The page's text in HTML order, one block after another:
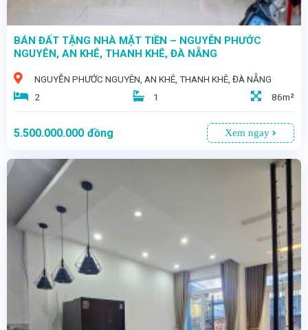
BÁN ĐẤT TẶNG NHÀ MẶT TIỀN – NGUYỄN PHƯỚC
NGUYÊN, AN KHÊ, THANH KHÊ, ĐÀ NẴNG
NGUYỄN PHƯỚC NGUYÊN, AN KHÊ, THANH KHÊ, ĐÀ NẴNG
2
1 86m²
5.500.000.000 đồng Xem ngay